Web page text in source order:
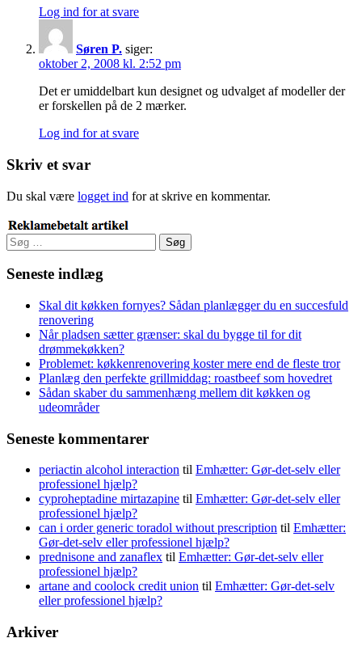
Log ind for at svare
Søren P. siger:
oktober 2, 2008 kl. 2:52 pm
Det er umiddelbart kun designet og udvalget af modeller der
er forskellen på de 2 mærker.
Log ind for at svare
Skriv et svar
Du skal være logget ind for at skrive en kommentar.
Søg
efter:
Seneste indlæg
Skal dit køkken fornyes? Sådan planlægger du en succesfuld
renovering
Når pladsen sætter grænser: skal du bygge til for dit
drømmekøkken?
Problemet: køkkenrenovering koster mere end de fleste tror
Planlæg den perfekte grillmiddag: roastbeef som hovedret
Sådan skaber du sammenhæng mellem dit køkken og
udeområder
Seneste kommentarer
periactin alcohol interaction til Emhætter: Gør-det-selv eller
professionel hjælp?
cyproheptadine mirtazapine til Emhætter: Gør-det-selv eller
professionel hjælp?
can i order generic toradol without prescription til Emhætter:
Gør-det-selv eller professionel hjælp?
prednisone and zanaflex til Emhætter: Gør-det-selv eller
professionel hjælp?
artane and coolock credit union til Emhætter: Gør-det-selv
eller professionel hjælp?
Arkiver